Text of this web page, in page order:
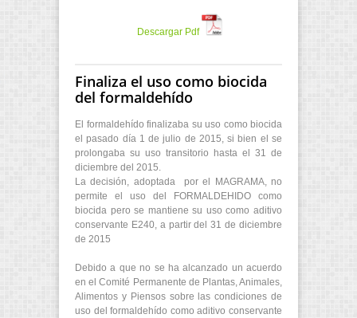
Descargar Pdf
Finaliza el uso como biocida
del formaldehído
El formaldehído finalizaba su uso como biocida
el pasado día 1 de julio de 2015, si bien el se
prolongaba su uso transitorio hasta el 31 de
diciembre del 2015.
La decisión, adoptada por el MAGRAMA, no
permite el uso del FORMALDEHIDO como
biocida pero se mantiene su uso como aditivo
conservante E240, a partir del 31 de diciembre
de 2015
Debido a que no se ha alcanzado un acuerdo
en el Comité Permanente de Plantas, Animales,
Alimentos y Piensos sobre las condiciones de
uso del formaldehído como aditivo conservante